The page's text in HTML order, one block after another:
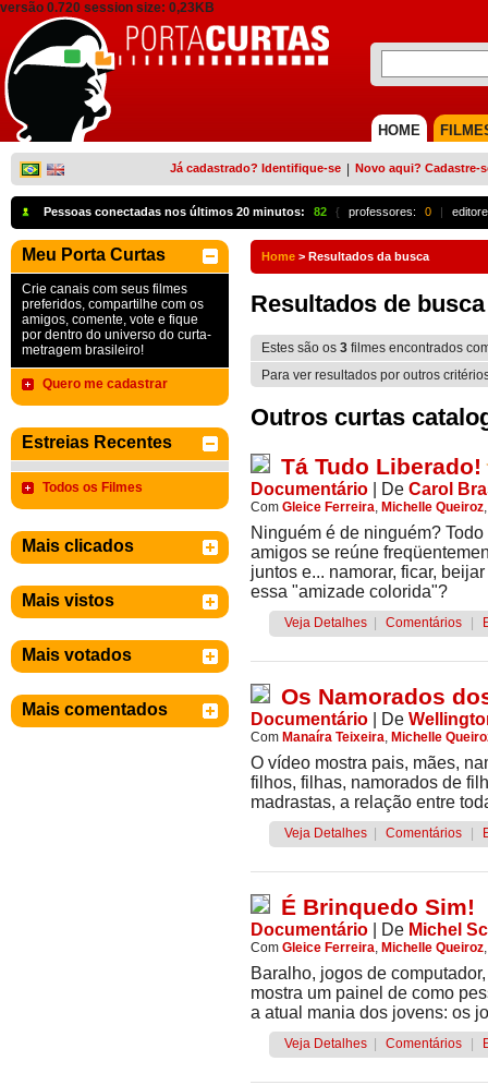
versão 0.720 session size: 0,23KB
HOME
Já cadastrado? Identifique-se Novo aqui? Cadastre-
Pessoas conectadas nos últimos 20 minutos: 82 { professores: 0 |
Meu Porta Curtas
Crie canais com seus filmes
preferidos, compartilhe com os
amigos, comente, vote e fique
por dentro do universo do curta-
metragem brasileiro!
Quero me cadastrar
Estreias Recentes
Todos os Filmes
Mais clicados
Mais vistos
Mais votados
Mais comentados
Home > Resultados da busca
Resultados de busca
Estes são os 3 filmes encontrados
Para ver resultados por outros
Outros curtas
Tá Tudo Liberado!
Documentário De Carol
Com Gleice Ferreira, Michelle Queiroz
Ninguém é de ninguém?
amigos se reúne
juntos e... namorar, ficar,
essa "amizade colorida"?
Veja Detalhes Comentários
Os Namorados
Documentário De
Com Manaíra Teixeira, Michelle
O vídeo mostra pais, mães,
filhos, filhas, namorados de
madrastas, a relação entre
Veja Detalhes Comentários
É Brinquedo Sim!
Documentário De Michel
Com Gleice Ferreira, Michelle Queiroz
Baralho, jogos de
mostra um painel de como
a atual mania dos jovens: os
Veja Detalhes Comentários